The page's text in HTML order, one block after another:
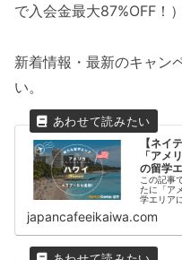
で入会金最大87%OFF！
新着情報・最新のキャン
い。
【ネイ
「アメ
の留学
この記事
たに「ア
学エリア
キャン
営する留
japancafeeikaiwa.com